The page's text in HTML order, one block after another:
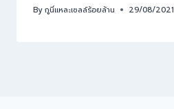
Byกูนี่แหละเซลล์ร้อยล้าน 29/08/2021